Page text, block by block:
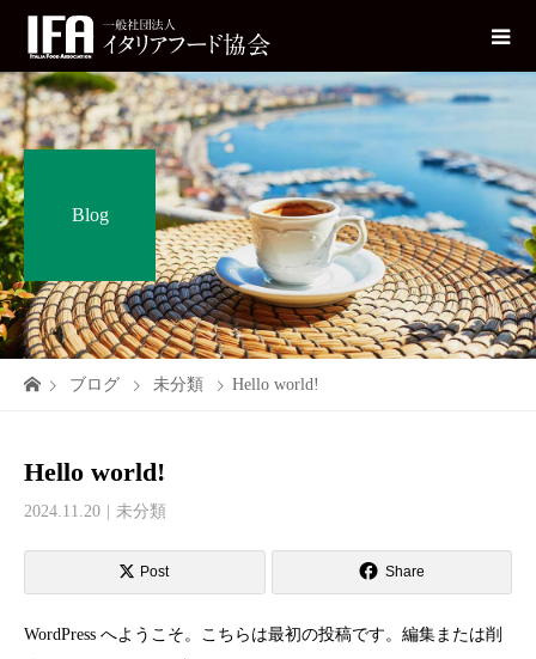
Blog
ブログ 未分類 Hello world!
Hello world!
2024.11.20 未分類
Post Share
WordPress へようこそ。こちらは最初の投稿です。編集または削